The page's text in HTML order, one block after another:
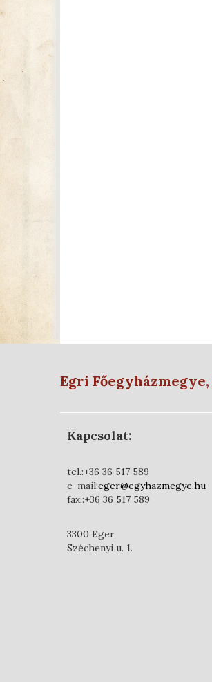
Egri Főegyházmegye,
Kapcsolat:
tel.:+36 36 517 589
e-mail:eger@egyhazmegye.hu
fax.:+36 36 517 589
3300 Eger,
Széchenyi u. 1.